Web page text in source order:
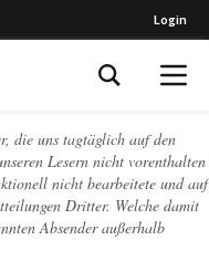
Login
die uns tagtäglich auf den
Lesern nicht vorenthalten
nicht bearbeitete und auf
Dritter. Welche damit
Absender außerhalb